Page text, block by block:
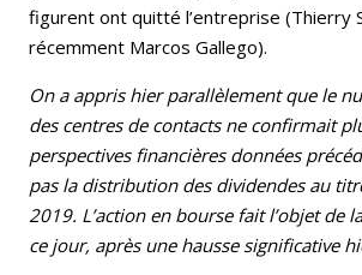
figurent ont quitté l’entreprise (Thierry
récemment Marcos Gallego).
On a appris hier parallèlement que le
des centres de contacts ne confirmait
perspectives financières données
pas la distribution des dividendes au
2019. L’action en bourse fait l’objet de
ce jour, après une hausse significative